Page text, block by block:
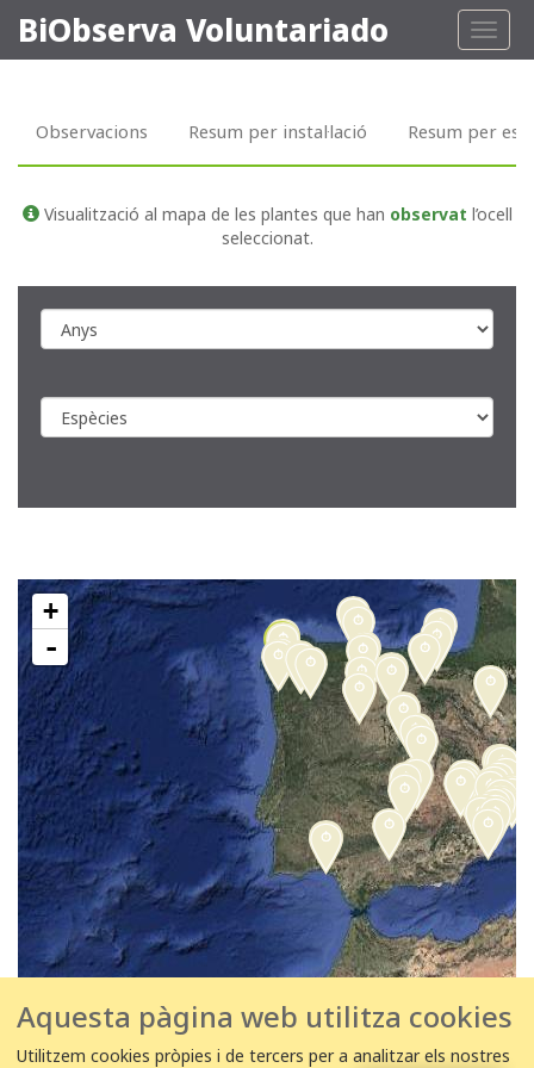
Toggle
BiObserva Voluntariado
Observacions Resum per instal·lació Resum per
Visualització al mapa de les plantes que han observat l’ocell
seleccionat.
+
-
Aquesta pàgina web utilitza cookies
Utilitzem cookies pròpies i de tercers per a analitzar els nostres